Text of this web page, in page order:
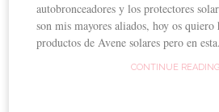
autobronceadores y los protectores
son mis mayores aliados, hoy os quiero
productos de Avene solares pero en
CONTINUE